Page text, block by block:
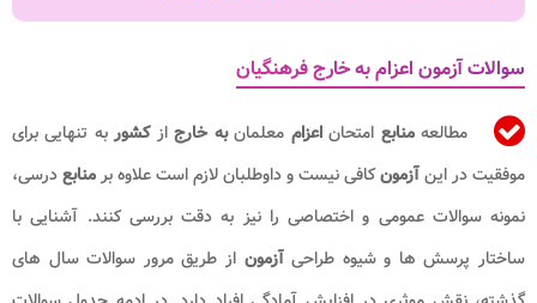
سوالات آزمون اعزام به خارج فرهنگیان
مطالعهمنابع امتحاناعزام معلمانبه خارجازکشوربه‌ تنهایی برای
موفقیت در اینآزمونکافی نیست و داوطلبان لازم است علاوه برمنابعدرسی،
نمونه سوالات عمومی و اختصاصی را نیز به‌ دقت بررسی کنند. آشنایی با
ساختار پرسش‌ ها و شیوه طراحیآزمون از طریق مرور سوالات سال‌ های